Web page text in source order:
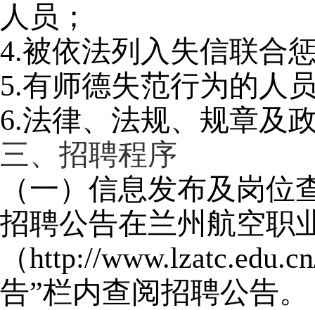
人员；
4.被依法列入失信联合
5.有师德失范行为的人
6.法律、法规、规章及
三、招聘程序
（一）信息发布及岗位
招聘公告在兰州航空职
（http://
告”栏内查阅招聘公告。